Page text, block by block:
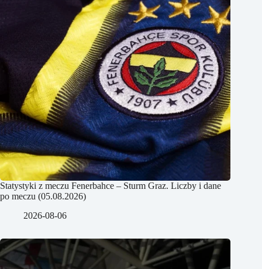
Statystyki z meczu Fenerbahce – Sturm Graz. Liczby i dane
po meczu (05.08.2026)
2026-08-06